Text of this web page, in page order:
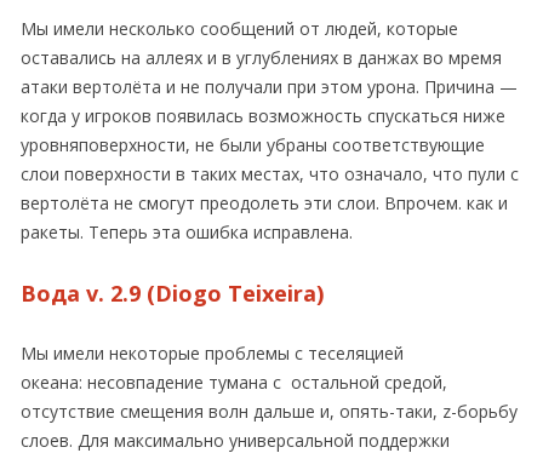
Мы имели несколько сообщений от людей, которые
оставались на аллеях и в углублениях в данжах во мремя
атаки вертолёта и не получали при этом урона. Причина —
когда у игроков появилась возможность спускаться ниже
уровняповерхности, не были убраны соответствующие
слои поверхности в таких местах, что означало, что пули с
вертолёта не смогут преодолеть эти слои. Впрочем. как и
ракеты. Теперь эта ошибка исправлена.
Вода v. 2.9 (Diogo Teixeira)
Мы имели некоторые проблемы с теселяцией
океана: несовпадение тумана с остальной средой,
отсутствие смещения волн дальше и, опять-таки, z-борьбу
слоев. Для максимально универсальной поддержки